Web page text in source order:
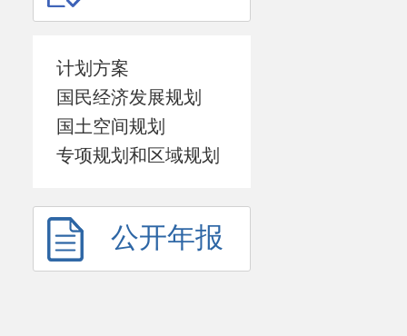
计划方案
国民经济发展规划
国土空间规划
专项规划和区域规划
公开年报